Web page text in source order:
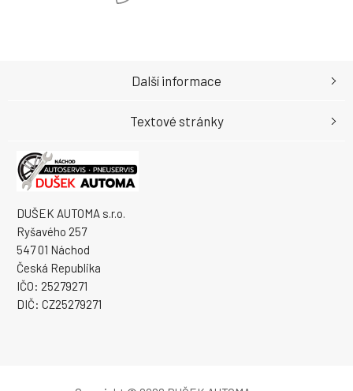
DUŠEK AUTOMA s.r.o.
Ryšavého 257
547 01 Náchod
Česká Republika
IČO: 25279271
DIČ: CZ25279271
Další informace
Textové stránky